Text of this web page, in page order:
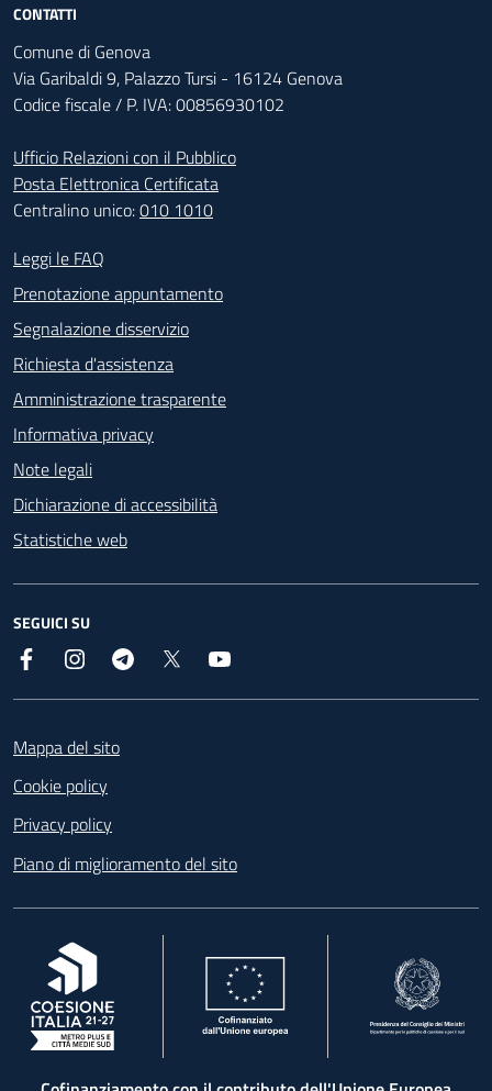
CONTATTI
Comune di Genova
Via Garibaldi 9, Palazzo Tursi - 16124 Genova
Codice fiscale / P. IVA: 00856930102
Ufficio Relazioni con il Pubblico
Posta Elettronica Certificata
Centralino unico:010 1010
Footer - Contatti
Leggi le FAQ
Prenotazione appuntamento
Segnalazione disservizio
Richiesta d'assistenza
Amministrazione trasparente
Informativa privacy
Note legali
Dichiarazione di accessibilità
Statistiche web
SEGUICI SU
Facebook InstagramTelegram
Mappa del sito
Cookie policy
Privacy policy
Piano di miglioramento del sito
, apre in una nuova scheda